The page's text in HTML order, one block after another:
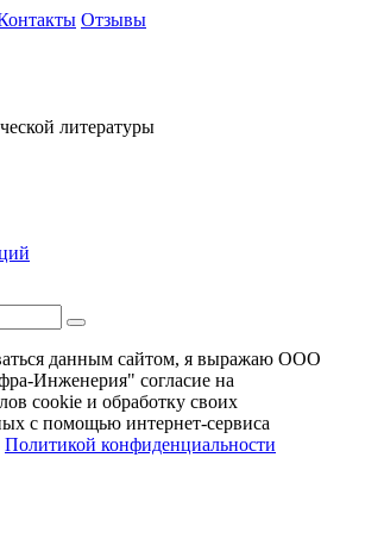
Отзывы
литературы
данным сайтом, я выражаю ООО
Инженерия" согласие на
cookie и обработку своих
с помощью интернет-сервиса
Политикой конфиденциальности